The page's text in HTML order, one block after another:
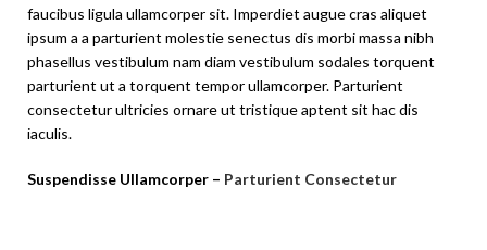
faucibus ligula ullamcorper sit. Imperdiet augue cras aliquet
ipsum a a parturient molestie senectus dis morbi massa nibh
phasellus vestibulum nam diam vestibulum sodales torquent
parturient ut a torquent tempor ullamcorper. Parturient
consectetur ultricies ornare ut tristique aptent sit hac dis
iaculis.
Suspendisse Ullamcorper – Parturient Consectetur